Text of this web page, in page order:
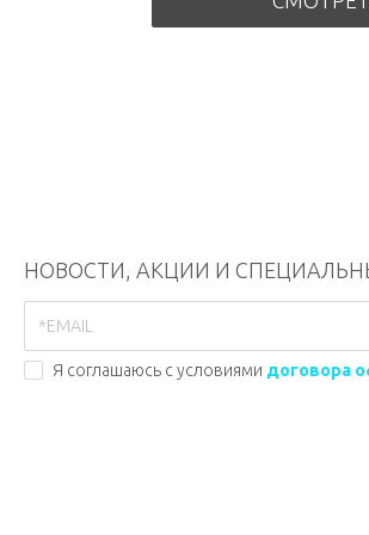
НОВОСТИ, АКЦИИ И
Я соглашаюсь с условиями договора